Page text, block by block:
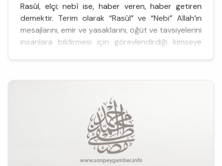
Rasûl, elçi; nebî ise, haber veren, haber getiren
demektir. Terim olarak “Rasûl” ve “Nebi” Allah’ın
mesajlarını, emir ve yasaklarını, öğüt ve tavsiyelerini
insanlara bildirmesi için görevlendirdiği kimseye
ediyoruz. Kur’ân’da “mürsel” ve “nezir” (uyarıcı),